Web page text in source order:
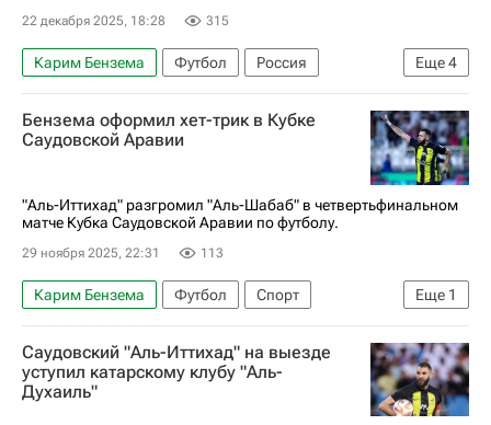
22 декабря 2025, 18:28 315
Еще4
Карим Бензема Футбол
Россия
Пабло Пикассо
Аль-Иттихад
Реал Мадрид
Facebook
Бензема оформил хет-трик в Кубке
Саудовской Аравии
"Аль-Иттихад" разгромил "Аль-Шабаб" в четвертьфинальном
матче Кубка Саудовской Аравии по футболу.
29 ноября 2025, 22:31 113
Еще 1
Карим Бензема Футбол
Спорт
Аль-Иттихад
Саудовский "Аль-Иттихад" на выезде
уступил катарскому клубу "Аль-
Духаиль"